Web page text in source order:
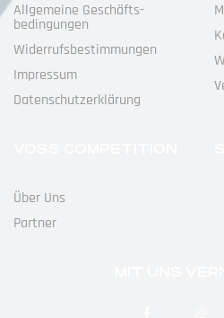
Allgemeine Geschäfts­
Bedingungen
Widerrufs­bestimmungen
Impressum
Datenschutz­erklärung
Über Uns
Partner